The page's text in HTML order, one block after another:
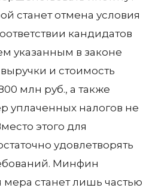
станет отмена условия
кандидатов
указанным в законе
и стоимость
млн руб., а также
уплаченных налогов не
этого для
удовлетворять
Минфин
мера станет лишь частью